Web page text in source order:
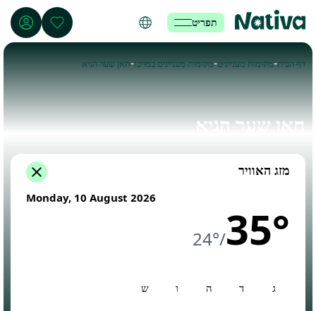
תפריט
דף הבית-מקומות מעניינים-מקומות מעניינים במרכז-חאן שער הגיא
חאן שער הגיא
מזג האוויר
Monday, 10 August 2026
35°
/
24°
ג ד ה ו ש